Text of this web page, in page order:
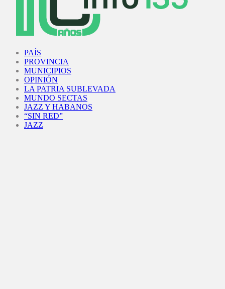
PAÍS
PROVINCIA
MUNICIPIOS
OPINIÓN
LA PATRIA SUBLEVADA
MUNDO SECTAS
JAZZ Y HABANOS
“SIN RED”
JAZZ